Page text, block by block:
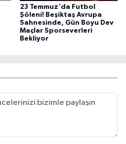
23 Temmuz'da Futbol
Şöleni! Beşiktaş Avrupa
Sahnesinde, Gün Boyu Dev
Maçlar Sporseverleri
Bekliyor